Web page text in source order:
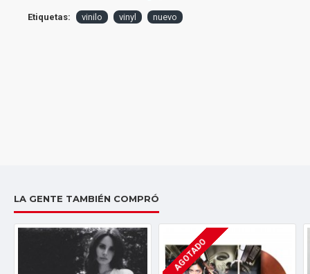
Etiquetas: vinilo vinyl nuevo
LA GENTE TAMBIÉN COMPRÓ
AGOTADO